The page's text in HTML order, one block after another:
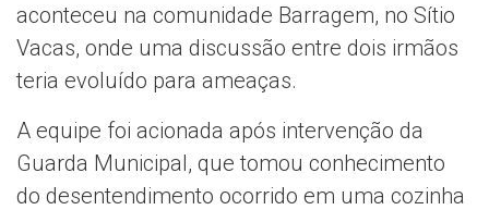
aconteceu na comunidade Barragem, no Sítio
Vacas, onde uma discussão entre dois irmãos
teria evoluído para ameaças.
A equipe foi acionada após intervenção da
Guarda Municipal, que tomou conhecimento
do desentendimento ocorrido em uma cozinha